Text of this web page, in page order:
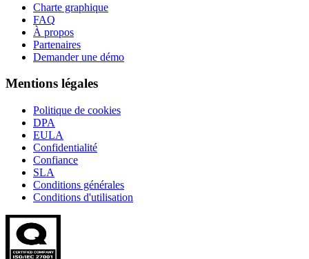
Charte graphique
FAQ
À propos
Partenaires
Demander une démo
Mentions légales
Politique de cookies
DPA
EULA
Confidentialité
Confiance
SLA
Conditions générales
Conditions d'utilisation